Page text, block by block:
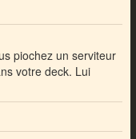
piochez un serviteur
votre deck. Lui